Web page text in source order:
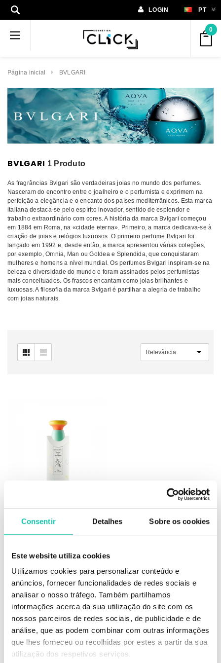
Consentir Detalhes Sobre os cookies
Este website utiliza cookies
Utilizamos cookies para personalizar conteúdo e
anúncios, fornecer funcionalidades de redes sociais e
analisar o nosso tráfego. Também partilhamos
informações acerca da sua utilização do site com os
nossos parceiros de redes sociais, de publicidade e de
análise, que as podem combinar com outras informações
que lhes forneceu ou recolhidas por estes a partir da sua
utilização dos respetivos serviços.
LOGIN PT
0
Página inicial BVLGARI
BVLGARI 1 Produto
As fragrâncias Bvlgari são verdadeiras joias no mundo dos perfumes.
Nasceram do encontro entre o joalheiro e o perfumista e exprimem na
perfeição a elegância e o encanto dos países mediterrânicos. Esta marca
italiana destaca-se pelo espírito inovador, sentido de esplendor e
trabalho extraordinário com cores. A história da marca Bvlgari começou
em 1884 em Roma, na «cidade eterna». Primeiro, a marca dedicava-se à
criação de joias e relógios luxuosos. O primeiro perfume Bvlgari foi
lançado em 1992 e, desde então, a marca apresentou várias coleções,
por exemplo, Omnia, Man ou Goldea e Splendida, que conquistaram
mulheres e homens a nível mundial. Os perfumes Bvlgari inspiram-se na
beleza e diversidade do mundo e foram assinados pelos perfumistas
mais conceituados. Os frascos encantam como joias brilhantes e
luxuosas. A filosofia da marca Bvlgari é partilhar a alegria de trabalho
com joias naturais.
Bvlgari Petits Et Mamans eau de
toilette 100ml
100 ml
INDISPONÍVEL - SER NOTIFICADO